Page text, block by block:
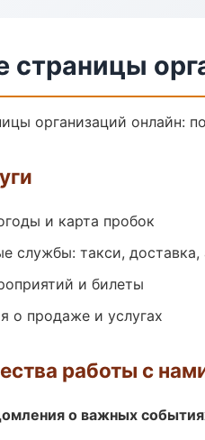
страницы
организаций онлайн:
и карта пробок
службы: такси, доставка,
и билеты
о продаже и услугах
работы с
о важных